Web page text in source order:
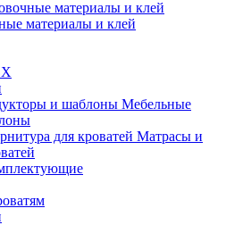
материалы и клей
Мебельные
Матрасы и